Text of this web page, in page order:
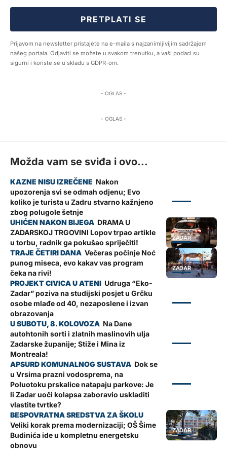
PRETPLATI SE
Prijavom na newsletter pristajete na e-maila s najzanimljivijim sadržajem
našeg portala. Odjaviti se možete u svakom trenutku, a vaši podaci su
sigurni i koriste se u skladu s GDPR-om.
- OGLAS -
- OGLAS -
Možda vam se sviđa i ovo...
Nakon
upozorenja svi se odmah odjenu; Evo
koliko je turista u Zadru stvarno kažnjeno
zbog polugole šetnje
ZADAR
DRAMA U
ZADARSKOJ TRGOVINI Lopov trpao artikle
u torbu, radnik ga pokušao spriječiti!
ZADAR
Večeras počinje Noć
punog miseca, evo kakav vas program
čeka na rivi!
Udruga “Eko-
Zadar” poziva na studijski posjet u Grčku
osobe mlađe od 40, nezaposlene i izvan
obrazovanja
Na Dane
autohtonih sorti i zlatnih maslinovih ulja
Zadarske županije; Stiže i Mina iz
Montreala!
Dok se
u Vrsima prazni vodosprema, na
Poluotoku prskalice natapaju parkove: Je
li Zadar uoči kolapsa zaboravio uskladiti
vlastite tvrtke?
ZADAR
Veliki korak prema modernizaciji; OŠ Šime
Budinića ide u kompletnu energetsku
obnovu